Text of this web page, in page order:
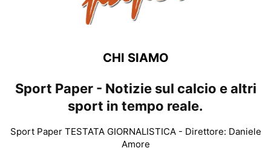
CHI SIAMO
Sport Paper - Notizie sul calcio e altri
sport in tempo reale.
Sport Paper TESTATA GIORNALISTICA - Direttore: Daniele
Amore